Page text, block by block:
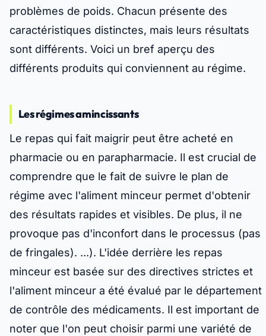
problèmes de poids. Chacun présente des
caractéristiques distinctes, mais leurs résultats
sont différents. Voici un bref aperçu des
différents produits qui conviennent au régime.
Les régimes amincissants
Le repas qui fait maigrir peut être acheté en
pharmacie ou en parapharmacie. Il est crucial de
comprendre que le fait de suivre le plan de
régime avec l'aliment minceur permet d'obtenir
des résultats rapides et visibles. De plus, il ne
provoque pas d'inconfort dans le processus (pas
de fringales). ...). L'idée derrière les repas
minceur est basée sur des directives strictes et
l'aliment minceur a été évalué par le département
de contrôle des médicaments. Il est important de
noter que l'on peut choisir parmi une variété de